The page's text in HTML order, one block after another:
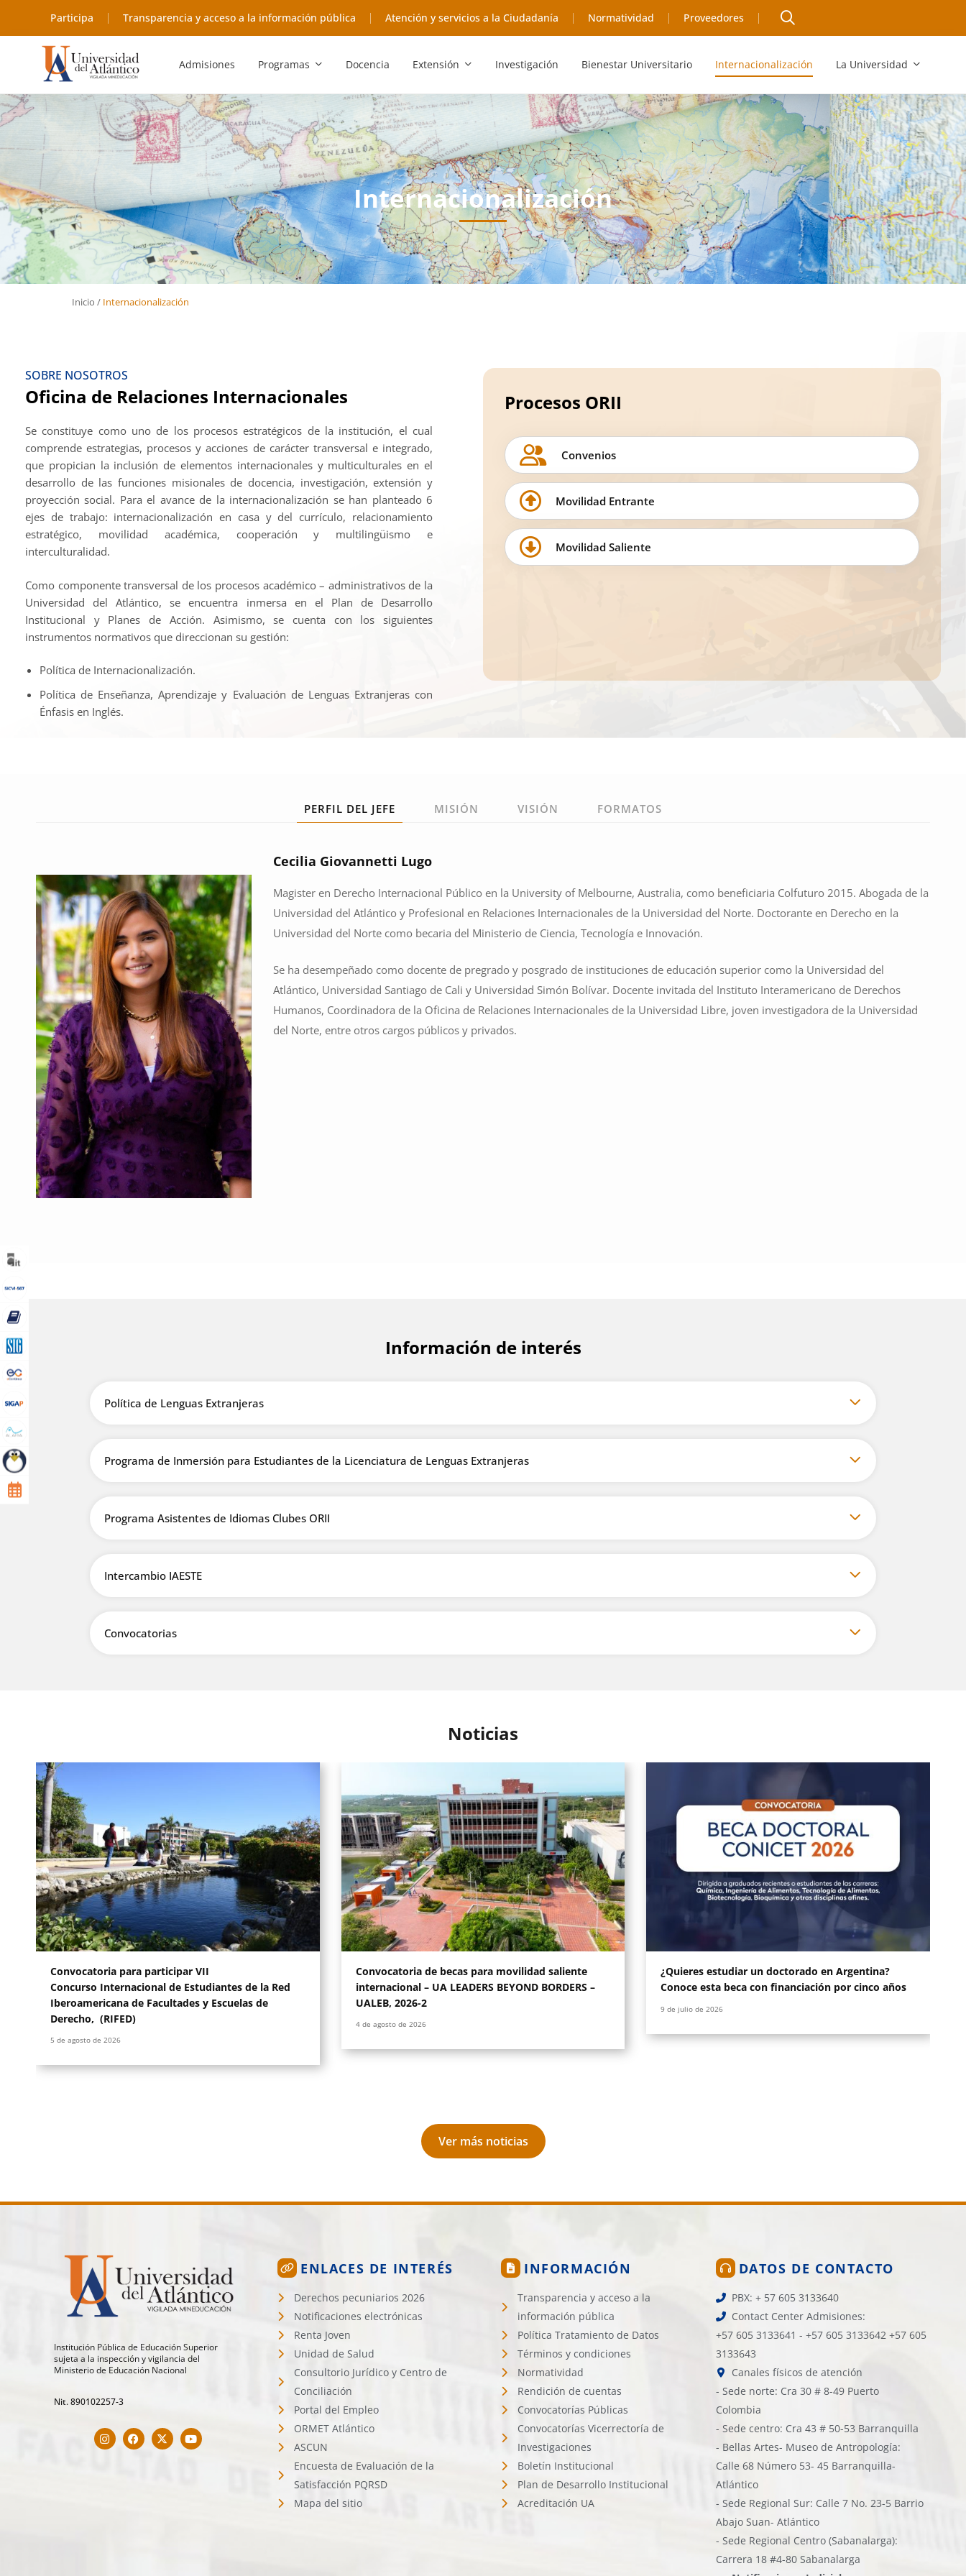
Participa Transparencia y acceso a la información pública Atención y servicios a la Ciudadanía Normatividad Proveedores
Admisiones Programas Docencia Extensión Investigación Bienestar Universitario Internacionalización La Universidad
Internacionalización
Inicio /Internacionalización
SOBRE NOSOTROS
Oficina de Relaciones Internacionales
Se constituye como uno de los procesos estratégicos de la institución, el cual
comprende estrategias, procesos y acciones de carácter transversal e integrado,
que propician la inclusión de elementos internacionales y multiculturales en el
desarrollo de las funciones misionales de docencia, investigación, extensión y
proyección social. Para el avance de la internacionalización se han planteado 6
ejes de trabajo: internacionalización en casa y del currículo, relacionamiento
estratégico, movilidad académica, cooperación y multilingüismo e
interculturalidad.
Como componente transversal de los procesos académico – administrativos de la
Universidad del Atlántico, se encuentra inmersa en el Plan de Desarrollo
Institucional y Planes de Acción. Asimismo, se cuenta con los siguientes
instrumentos normativos que direccionan su gestión:
Política de Internacionalización.
Política de Enseñanza, Aprendizaje y Evaluación de Lenguas Extranjeras con
Énfasis en Inglés.
Procesos ORII
Convenios
Movilidad Entrante
Movilidad Saliente
PERFIL DEL JEFE MISIÓN VISIÓN FORMATOS
Cecilia Giovannetti Lugo
Magister en Derecho Internacional Público en la University of Melbourne, Australia, como beneficiaria Colfuturo 2015. Abogada de la
Universidad del Atlántico y Profesional en Relaciones Internacionales de la Universidad del Norte. Doctorante en Derecho en la
Universidad del Norte como becaria del Ministerio de Ciencia, Tecnología e Innovación.
Se ha desempeñado como docente de pregrado y posgrado de instituciones de educación superior como la Universidad del
Atlántico, Universidad Santiago de Cali y Universidad Simón Bolívar. Docente invitada del Instituto Interamericano de Derechos
Humanos, Coordinadora de la Oficina de Relaciones Internacionales de la Universidad Libre, joven investigadora de la Universidad
del Norte, entre otros cargos públicos y privados.
Información de interés
Política de Lenguas Extranjeras
Programa de Inmersión para Estudiantes de la Licenciatura de Lenguas Extranjeras
Programa Asistentes de Idiomas Clubes ORII
Intercambio IAESTE
Convocatorias
Noticias
Leer más
Convocatoria para participar VII
Concurso Internacional de Estudiantes de la Red
Iberoamericana de Facultades y Escuelas de
Derecho, (RIFED)
5 de agosto de 2026
Convocatoria de becas para movilidad saliente
internacional – UA LEADERS BEYOND BORDERS –
UALEB, 2026-2
4 de agosto de 2026
Leer más
¿Quieres estudiar un doctorado en Argentina?
Conoce esta beca con financiación por cinco años
9 de julio de 2026
Ver más noticias
Institución Pública de Educación Superior
sujeta a la inspección y vigilancia del
Ministerio de Educación Nacional
Nit. 890102257-3
ENLACES DE INTERÉS
Derechos pecuniarios 2026
Notificaciones electrónicas
Renta Joven
Unidad de Salud
Consultorio Jurídico y Centro de
Conciliación
Portal del Empleo
ORMET Atlántico
ASCUN
Encuesta de Evaluación de la
Satisfacción PQRSD
Mapa del sitio
INFORMACIÓN
Transparencia y acceso a la
información pública
Política Tratamiento de Datos
Términos y condiciones
Normatividad
Rendición de cuentas
Convocatorías Públicas
Convocatorías Vicerrectoría de
Investigaciones
Boletín Institucional
Plan de Desarrollo Institucional
Acreditación UA
DATOS DE CONTACTO
PBX: + 57 605 3133640
Contact Center Admisiones:
+57 605 3133641 - +57 605 3133642 +57 605
3133643
Canales físicos de atención
- Sede norte: Cra 30 # 8-49 Puerto
Colombia
- Sede centro: Cra 43 # 50-53 Barranquilla
- Bellas Artes- Museo de Antropología:
Calle 68 Número 53- 45 Barranquilla-
Atlántico
- Sede Regional Sur: Calle 7 No. 23-5 Barrio
Abajo Suan- Atlántico
- Sede Regional Centro (Sabanalarga):
Carrera 18 #4-80 Sabanalarga